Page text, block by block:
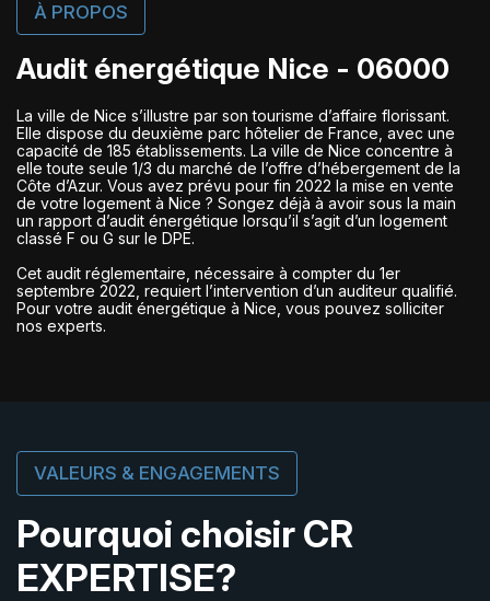
À PROPOS
Audit énergétique Nice - 06000
La ville de Nice s’illustre par son tourisme d’affaire florissant.
Elle dispose du deuxième parc hôtelier de France, avec une
capacité de 185 établissements. La ville de Nice concentre à
elle toute seule 1/3 du marché de l’offre d’hébergement de la
Côte d’Azur. Vous avez prévu pour fin 2022 la mise en vente
de votre logement à Nice ? Songez déjà à avoir sous la main
un rapport d’audit énergétique lorsqu’il s’agit d’un logement
classé F ou G sur le DPE.
Cet audit réglementaire, nécessaire à compter du 1er
septembre 2022, requiert l’intervention d’un auditeur qualifié.
Pour votre audit énergétique à Nice, vous pouvez solliciter
nos experts.
VALEURS & ENGAGEMENTS
Pourquoi choisirCR
EXPERTISE?